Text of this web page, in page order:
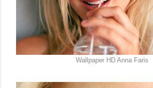
Wallpaper HD Anna Faris